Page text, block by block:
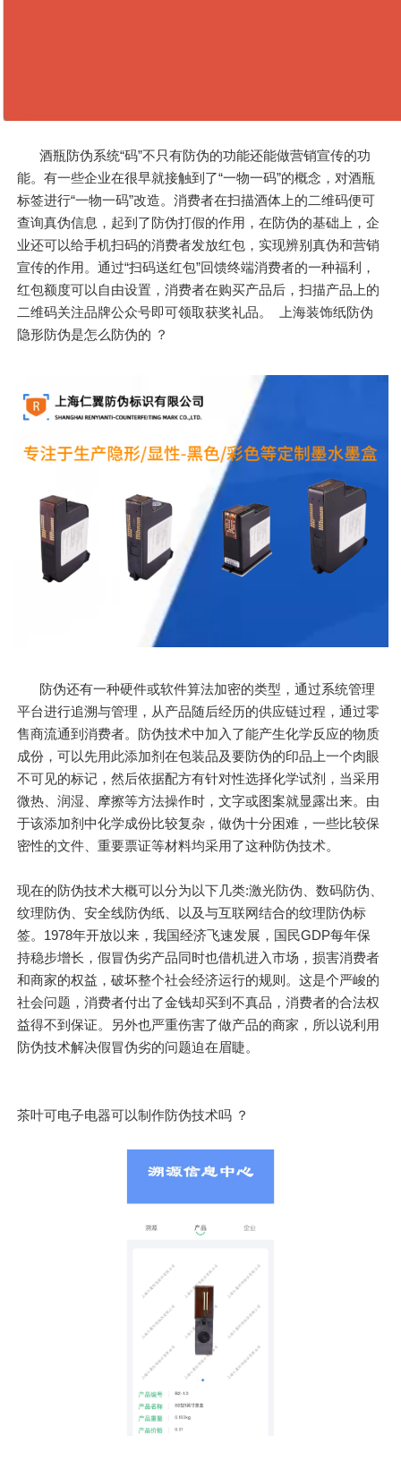
酒瓶防伪系统“码”不只有防伪的功能还能做营销宣传的功
能。有一些企业在很早就接触到了“一物一码”的概念，对酒瓶
标签进行“一物一码”改造。消费者在扫描酒体上的二维码便可
查询真伪信息，起到了防伪打假的作用，在防伪的基础上，企
业还可以给手机扫码的消费者发放红包，实现辨别真伪和营销
宣传的作用。通过“扫码送红包”回馈终端消费者的一种福利，
红包额度可以自由设置，消费者在购买产品后，扫描产品上的
二维码关注品牌公众号即可领取获奖礼品。 上海装饰纸防伪
隐形防伪是怎么防伪的 ？
防伪还有一种硬件或软件算法加密的类型，通过系统管理
平台进行追溯与管理，从产品随后经历的供应链过程，通过零
售商流通到消费者。防伪技术中加入了能产生化学反应的物质
成份，可以先用此添加剂在包装品及要防伪的印品上一个肉眼
不可见的标记，然后依据配方有针对性选择化学试剂，当采用
微热、润湿、摩擦等方法操作时，文字或图案就显露出来。由
于该添加剂中化学成份比较复杂，做伪十分困难，一些比较保
密性的文件、重要票证等材料均采用了这种防伪技术。
现在的防伪技术大概可以分为以下几类:激光防伪、数码防伪、
纹理防伪、安全线防伪纸、以及与互联网结合的纹理防伪标
签。1978年开放以来，我国经济飞速发展，国民GDP每年保
持稳步增长，假冒伪劣产品同时也借机进入市场，损害消费者
和商家的权益，破坏整个社会经济运行的规则。这是个严峻的
社会问题，消费者付出了金钱却买到不真品，消费者的合法权
益得不到保证。另外也严重伤害了做产品的商家，所以说利用
防伪技术解决假冒伪劣的问题迫在眉睫。
茶叶可电子电器可以制作防伪技术吗 ？